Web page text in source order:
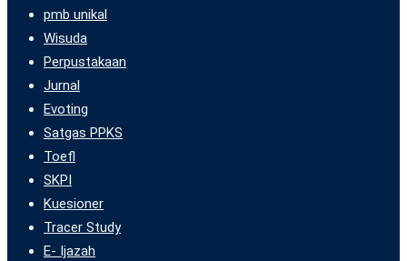
pmb unikal
Wisuda
Perpustakaan
Jurnal
Evoting
Satgas PPKS
Toefl
SKPI
Kuesioner
Tracer Study
E- Ijazah